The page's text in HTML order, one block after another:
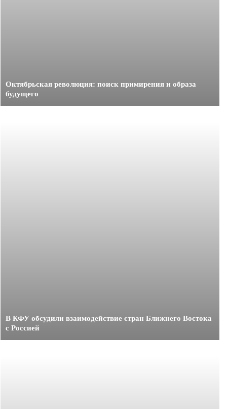
Октябрьская революция: поиск примирения и образа
будущего
В КФУ обсудили взаимодействие стран Ближнего Востока
с Россией